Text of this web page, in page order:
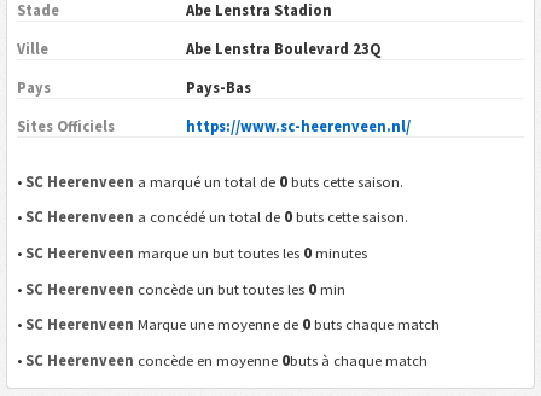
Stade Abe Lenstra Stadion
Ville Abe Lenstra Boulevard 23Q
Pays Pays-Bas
Sites Officiels https://www.sc-heerenveen.nl/
• SC Heerenveen a marqué un total de 0 buts cette saison.
• SC Heerenveen a concédé un total de 0 buts cette saison.
• SC Heerenveen marque un but toutes les 0 minutes
• SC Heerenveen concède un but toutes les 0 min
• SC Heerenveen Marque une moyenne de 0 buts chaque match
• SC Heerenveen concède en moyenne 0buts à chaque match